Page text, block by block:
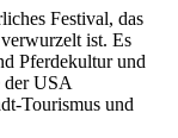
Festival, das
ist. Es
Pferdekultur und
der USA
Tourismus und